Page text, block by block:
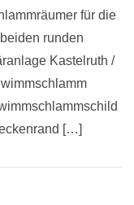
für die
runden
Kastelruth /
[…]